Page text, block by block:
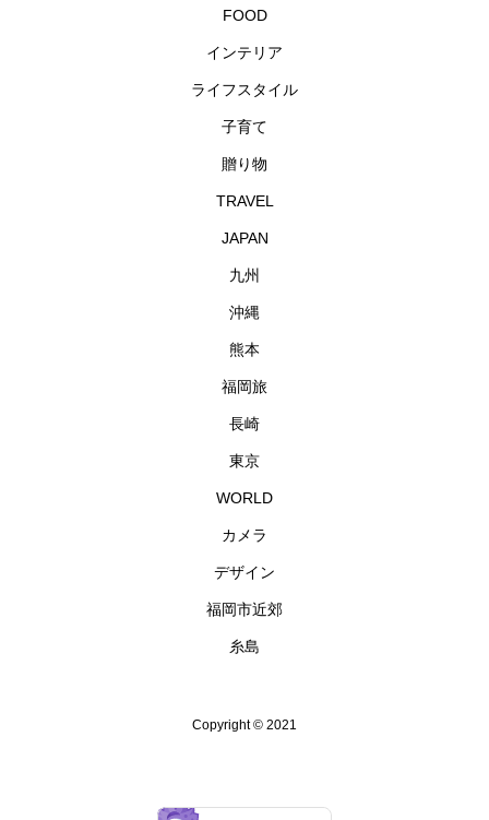
FOOD
インテリア
ライフスタイル
子育て
贈り物
TRAVEL
JAPAN
九州
沖縄
熊本
福岡旅
長崎
東京
WORLD
カメラ
デザイン
福岡市近郊
糸島
Copyright © 2021